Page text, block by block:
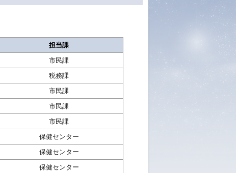
担当課
市民課
税務課
市民課
市民課
市民課
保健センター
保健センター
保健センター